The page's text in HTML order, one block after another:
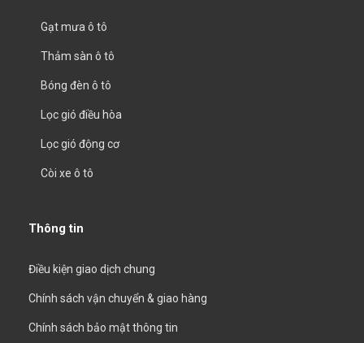
Gạt mưa ô tô
Thảm sàn ô tô
Bóng đèn ô tô
Lọc gió điều hòa
Lọc gió động cơ
Còi xe ô tô
Thông tin
Điều kiện giao dịch chung
Chính sách vận chuyển & giao hàng
Chính sách bảo mật thông tin